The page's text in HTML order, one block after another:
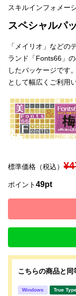
マイページ
ご利用ガイド
教科書体
草書体
セット or 単体
価格帯
〜
スキルインフォメー
スペシャルパ
「メイリオ」などの
ランド「Fonts66」
したパッケージです
として幅広くご利用
標準価格（税込）
ポイント49pt
こちらの商品と同
Windows True